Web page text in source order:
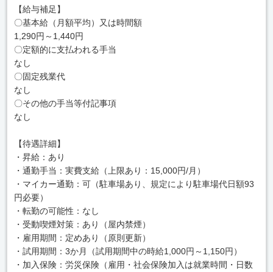
【給与補足】
〇基本給（月額平均）又は時間額
1,290円～1,440円
〇定額的に支払われる手当
なし
〇固定残業代
なし
〇その他の手当等付記事項
なし
【待遇詳細】
・昇給：あり
・通勤手当：実費支給（上限あり：15,000円/月）
・マイカー通勤：可（駐車場あり、規定により駐車場代日額93
円必要）
・転勤の可能性：なし
・受動喫煙対策：あり（屋内禁煙）
・雇用期間：定めあり（原則更新）
・試用期間：3か月（試用期間中の時給1,000円～1,150円）
・加入保険：労災保険（雇用・社会保険加入は就業時間・日数